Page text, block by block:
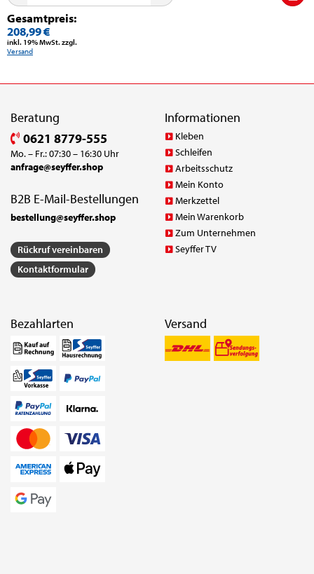
Gesamtpreis:
208,99 €
inkl. 19% MwSt. zzgl.
Versand
Beratung
0621 8779-555
Mo. – Fr.: 07:30 – 16:30 Uhr
anfrage@seyffer.shop
B2B E-Mail-Bestellungen
bestellung@seyffer.shop
Rückruf vereinbaren
Kontaktformular
Informationen
Kleben
Schleifen
Arbeitsschutz
Mein Konto
Merkzettel
Mein Warenkorb
Zum Unternehmen
Seyffer TV
Bezahlarten Versand